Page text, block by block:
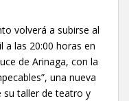
volverá a subirse al
a las 20:00 horas en
de Arinaga, con la
una nueva
su taller de teatro y